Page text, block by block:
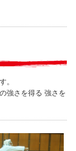
。
強さを得る 強さを